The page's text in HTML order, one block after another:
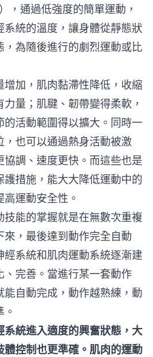
，通過低強度的簡單運動，
統的溫度，讓身體從靜態狀
，為隨後進行的劇烈運動或比
加，肌肉黏滯性降低，收縮
量；肌腱、韌帶變得柔軟，
的活動範圍得以擴大。同時一
也可以通過熱身活動被激
調、速度更快。而這些也是
措施，能大大降低運動中的
運動安全性。
能的掌握就是在無數次重複
，最後達到動作完全自動
系統和肌肉運動系統逐漸建
、完善。當進行某一套動作
自動完成，動作越熟練，動
統進入適度的興奮狀態，大
控制也更準確。肌肉的運動